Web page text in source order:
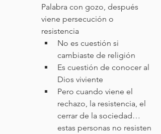
Palabra con gozo, después
viene persecución o
resistencia
No es cuestión si
cambiaste de religión
Es cuestión de conocer al
Dios viviente
Pero cuando viene el
rechazo, la resistencia, el
cerrar de la sociedad…
estas personas no resisten